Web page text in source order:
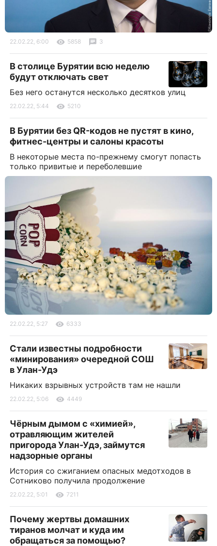
22.02.22, 6:00 5858 3
В столице Бурятии всю неделю
будут отключать свет
Без него останутся несколько десятков улиц
22.02.22, 5:44 5210
В Бурятии без QR-кодов не пустят в кино,
фитнес-центры и салоны красоты
В некоторые места по-прежнему смогут попасть
только привитые и переболевшие
22.02.22, 5:27 6333
Стали известны подробности
«минирования» очередной СОШ
в Улан-Удэ
Никаких взрывных устройств там не нашли
22.02.22, 5:06 4449
Чёрным дымом с «химией»,
отравляющим жителей
пригорода Улан-Удэ, займутся
надзорные органы
История со сжиганием опасных медотходов в
Сотниково получила продолжение
22.02.22, 5:01 7211
Почему жертвы домашних
тиранов молчат и куда им
обращаться за помощью?